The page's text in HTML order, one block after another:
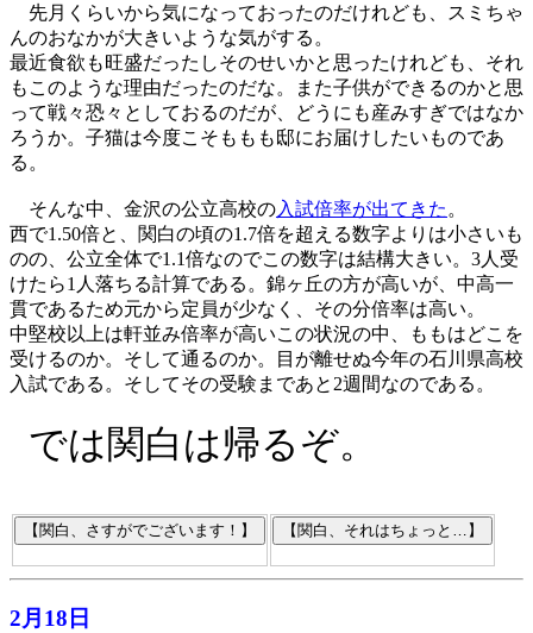
先月くらいから気になっておったのだけれども、スミちゃ
んのおなかが大きいような気がする。
最近食欲も旺盛だったしそのせいかと思ったけれども、それ
もこのような理由だったのだな。また子供ができるのかと思
って戦々恐々としておるのだが、どうにも産みすぎではなか
ろうか。子猫は今度こそももも邸にお届けしたいものであ
る。
そんな中、金沢の公立高校の入試倍率が出てきた 。
西で1.50倍と、関白の頃の1.7倍を超える数字よりは小さいも
のの、公立全体で1.1倍なのでこの数字は結構大きい。3人受
けたら1人落ちる計算である。錦ヶ丘の方が高いが、中高一
貫であるため元から定員が少なく、その分倍率は高い。
中堅校以上は軒並み倍率が高いこの状況の中、ももはどこを
受けるのか。そして通るのか。目が離せぬ今年の石川県高校
入試である。そしてその受験まであと2週間なのである。
では関白は帰るぞ。
2月18日